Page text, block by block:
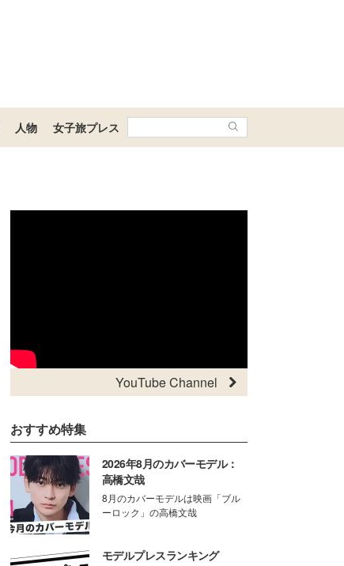
人物 女子旅プレス
YouTube Channel
おすすめ特集
2026年8月のカバーモデル：
高橋文哉
8月のカバーモデルは映画「ブル
ーロック」の高橋文哉
モデルプレスランキング